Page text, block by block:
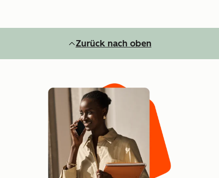
Zurück nach oben